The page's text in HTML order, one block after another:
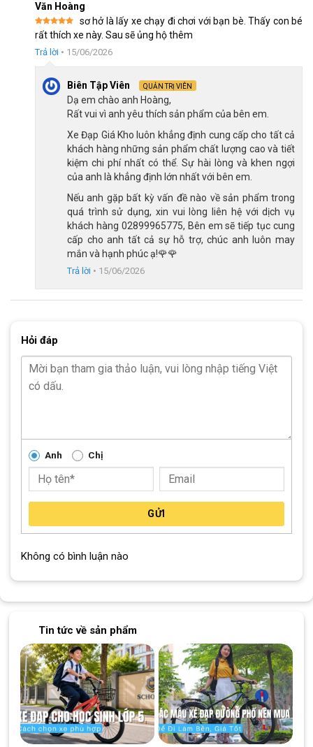
và giữ tư thế ngồi cân bằng hơn khi đạp xe. Các chi tiết như pô-
tăng, cốt yên và vành xe cũng được hoàn thiện từ thép, góp
phần tăng độ bền tổng thể cho sản phẩm.
Bộ truyền động 1 tầng đơn giản, dễ sử dụng
Xe đạp trẻ em Jazz Bear A-2301 18 inch sử dụng líp 1 tầng và
xích thép 1 tầng. Cấu hình này phù hợp với trẻ nhỏ vì bé không
cần thao tác chuyển số khi di chuyển. Bé chỉ cần tập trung vào
việc đạp, giữ tay lái và kiểm soát phanh. Điều này giúp quá trình
sử dụng xe đơn giản hơn, nhất là với bé đang chuyển từ xe có
bánh phụ sang xe hai bánh.
Bộ đùi đĩa thép kết hợp trục giữa bạc đạn hỗ trợ xe vận hành
ổn định, đáp ứng tốt nhu cầu đi lại và vui chơi hằng ngày của
Phanh vành dễ làm quen với bé
Mẫu xe này được trang bị phanh vành, loại phanh quen thuộc
trên nhiều dòngxe đạp trẻ em.Phanh hoạt động đơn giản, giúp
bé dễ làm quen và tập kiểm soát tốc độ khi di chuyển.
khi xe đang chạy. Thói quen phanh đúng cách sẽ giúp bé an
toàn hơn khi sử dụng xe. Sau một thời gian sử dụng, ba mẹ
cũng nên kiểm tra phanh định kỳ. Phanh hoạt động ổn định sẽ
giúp bé tự tin hơn khi đi trong sân nhà, khu vui chơi hoặc đường
Lốp và phanh của xe đạp trẻ em Jazz Bear A-2301 18 inch giúp bé di
chuyển an toàn hơn
Lốp cao su chống trượt hỗ trợ bé di chuyển an toàn hơn
Xe đạp trẻ em Jazz Bear A-2301 18 inch được trang bị lốp cao
su chống trượt. Đây là chi tiết quan trọng vì bé ở độ tuổi này
Văn Hoàng
Được xếp
hạng 55
sao
sơ hở là lấy xe chạy đi chơi với bạn bè. Thấy con bé
rất thích xe này. Sau sẽ ủng hộ thêm
Trả lời • 15/06/2026
Biên Tập Viên QUẢN TRỊ VIÊN
Dạ em chào anh Hoàng,
Rất vui vì anh yêu thích sản phẩm của bên em.
Xe Đạp Giá Kho luôn khẳng định cung cấp cho tất cả
khách hàng những sản phẩm chất lượng cao và tiết
kiệm chi phí nhất có thể. Sự hài lòng và khen ngợi
của anh là khẳng định lớn nhất với bên em.
Nếu anh gặp bất kỳ vấn đề nào về sản phẩm trong
quá trình sử dụng, xin vui lòng liên hệ với dịch vụ
khách hàng 02899965775, Bên em sẽ tiếp tục cung
cấp cho anh tất cả sự hỗ trợ, chúc anh luôn may
mắn và hạnh phúc ạ!🌹🌹
Trả lời • 15/06/2026
Hỏi đáp
Anh Chị
GỬI
Không có bình luận nào
Tin tức về sản phẩm